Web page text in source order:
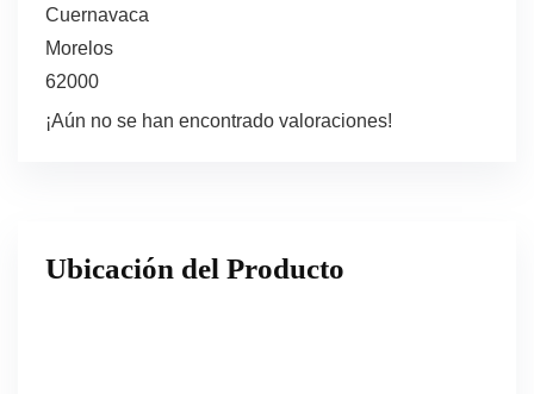
Cuernavaca
Morelos
62000
¡Aún no se han encontrado valoraciones!
Ubicación del Producto